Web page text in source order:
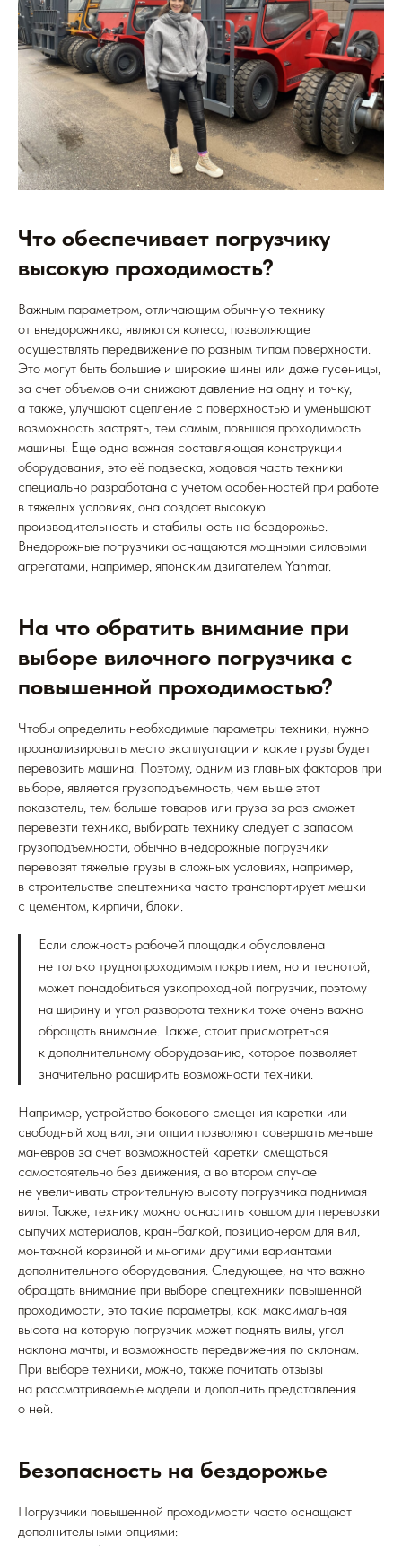
Что обеспечивает погрузчику
высокую проходимость?
Важным параметром, отличающим обычную технику
от внедорожника, являются колеса, позволяющие
осуществлять передвижение по разным типам поверхности.
Это могут быть большие и широкие шины или даже гусеницы,
за счет объемов они снижают давление на одну и точку,
а также, улучшают сцепление с поверхностью и уменьшают
возможность застрять, тем самым, повышая проходимость
машины. Еще одна важная составляющая конструкции
оборудования, это её подвеска, ходовая часть техники
специально разработана с учетом особенностей при работе
в тяжелых условиях, она создает высокую
производительность и стабильность на бездорожье.
Внедорожные погрузчики оснащаются мощными силовыми
агрегатами, например, японским двигателем Yanmar.
На что обратить внимание при
выборе вилочного погрузчика с
повышенной проходимостью?
Чтобы определить необходимые параметры техники, нужно
проанализировать место эксплуатации и какие грузы будет
перевозить машина. Поэтому, одним из главных факторов при
выборе, является грузоподъемность, чем выше этот
показатель, тем больше товаров или груза за раз сможет
перевезти техника, выбирать технику следует с запасом
грузоподъемности, обычно внедорожные погрузчики
перевозят тяжелые грузы в сложных условиях, например,
в строительстве спецтехника часто транспортирует мешки
с цементом, кирпичи, блоки.
Если сложность рабочей площадки обусловлена
не только труднопроходимым покрытием, но и теснотой,
может понадобиться узкопроходной погрузчик, поэтому
на ширину и угол разворота техники тоже очень важно
обращать внимание. Также, стоит присмотреться
к дополнительному оборудованию, которое позволяет
значительно расширить возможности техники.
Например, устройство бокового смещения каретки или
свободный ход вил, эти опции позволяют совершать меньше
маневров за счет возможностей каретки смещаться
самостоятельно без движения, а во втором случае
не увеличивать строительную высоту погрузчика поднимая
вилы. Также, технику можно оснастить ковшом для перевозки
сыпучих материалов, кран-балкой, позиционером для вил,
монтажной корзиной и многими другими вариантами
дополнительного оборудования. Следующее, на что важно
обращать внимание при выборе спецтехники повышенной
проходимости, это такие параметры, как: максимальная
высота на которую погрузчик может поднять вилы, угол
наклона мачты, и возможность передвижения по склонам.
При выборе техники, можно, также почитать отзывы
на рассматриваемые модели и дополнить представления
о ней.
Безопасность на бездорожье
Погрузчики повышенной проходимости часто оснащают
дополнительными опциями: